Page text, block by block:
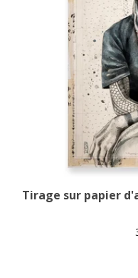
Tirage sur papier